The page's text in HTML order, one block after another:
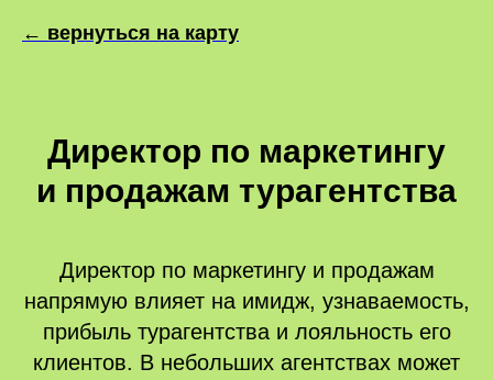
← вернуться на карту
Директор по маркетингу
и продажам турагентства
Директор по маркетингу и продажам
напрямую влияет на имидж, узнаваемость,
прибыль турагентства и лояльность его
клиентов. В небольших агентствах может